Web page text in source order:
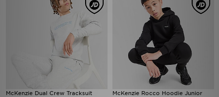
McKenzie Dual Crew Tracksuit
McKenzie Rocco Hoodie Junior